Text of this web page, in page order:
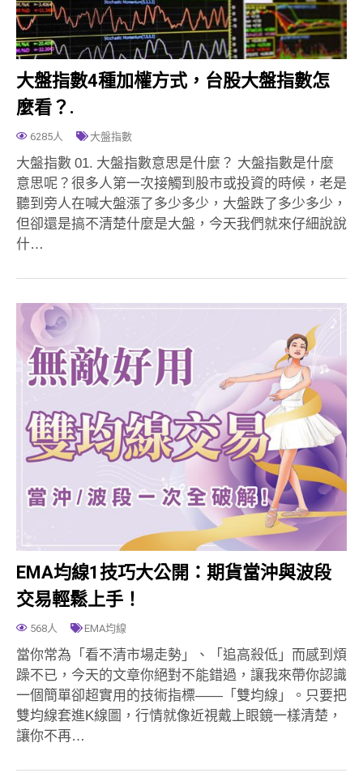
大盤指數4種加權方式，台股大盤指數怎
麼看？.
6285人 大盤指數
大盤指數 01. 大盤指數意思是什麼？ 大盤指數是什麼
意思呢？很多人第一次接觸到股市或投資的時候，老是
聽到旁人在喊大盤漲了多少多少，大盤跌了多少多少，
但卻還是搞不清楚什麼是大盤，今天我們就來仔細說說
什…
EMA均線1技巧大公開：期貨當沖與波段
交易輕鬆上手！
568人 EMA均線
當你常為「看不清市場走勢」、「追高殺低」而感到煩
躁不已，今天的文章你絕對不能錯過，讓我來帶你認識
一個簡單卻超實用的技術指標——「雙均線」。只要把
雙均線套進K線圖，行情就像近視戴上眼鏡一樣清楚，
讓你不再…